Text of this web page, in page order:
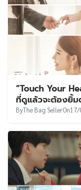
“Touch Your
ที่ดูแล้วจะต้องยิ้ม
ByThe Bag SellerOn17/